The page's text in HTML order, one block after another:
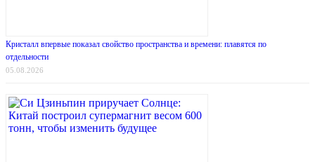
Кристалл впервые показал свойство пространства и времени: плавятся по
отдельности
05.08.2026